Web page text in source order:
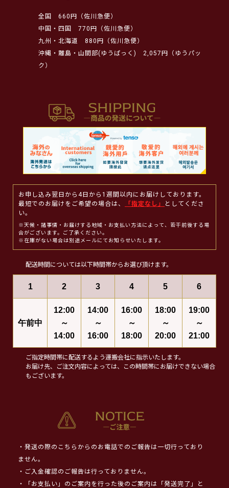
全国
660円（佐川急便）
中国・四国
770円（佐川急便）
九州・北海道
880円（佐川急便）
沖縄・離島・山間部(ゆうぱっく)
2,057円（ゆうパッ
ク）
お申し込み翌日から4日から1週間以内にお届けしております。
最短でのお届けをご希望の場合は、
「指定なし」
としてくださ
い。
※天候・諸事情・お届けする地域・お支払い方法によって、若干前後する場
合がございます。ご了承ください。
※在庫がない場合は別途メールにてお知らせいたします。
配送時間については以下時間帯からお選び頂けます。
1 2 3 4 5 6
午前中
12:00
～
14:00
14:00
～
16:00
16:00
～
18:00
18:00
～
20:00
19:00
～
21:00
ご指定時間帯に配送するよう運搬会社に指示いたします。
お届け先、ご注文内容によっては、この時間帯にお届けできない場合
もございます。
・発送の際のこちらからのお電話でのご報告は一切行っており
ません。
・ご入金確認のご報告は行っておりません。
・「お支払い」のご案内を行った後のご案内は「発送完了」と